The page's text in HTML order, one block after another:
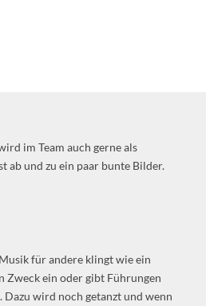
im Team auch gerne als
ab und zu ein paar bunte Bilder.
für andere klingt wie ein
ein oder gibt Führungen
wird noch getanzt und wenn